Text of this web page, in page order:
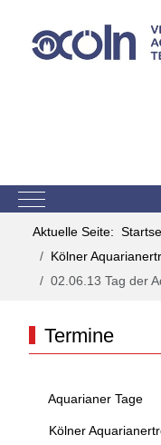
Mobile Menu Toggle
Aktuelle Seite:
Kölner
02.06.13 Tag der
Termine
Aquarianer Tage
Kölner